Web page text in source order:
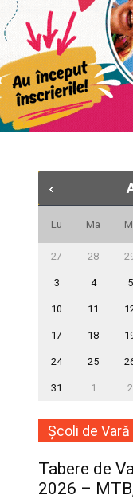
Lu Ma
27 28
3 4 5
10 11
17 18
24 25
31 1 2
Școli de
Tabere de
2026 –